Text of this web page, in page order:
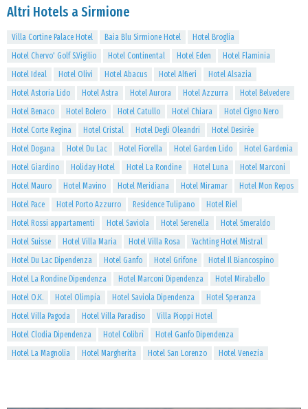
Altri Hotels a Sirmione
Villa Cortine Palace Hotel Baia Blu Sirmione Hotel
Hotel Broglia
Hotel Chervo' Golf S.Vigilio
Hotel Continental Hotel Eden
Hotel Flaminia
Hotel Ideal
Hotel Olivi Hotel Abacus Hotel Alfieri
Hotel Alsazia
Hotel Astoria Lido
Hotel Astra Hotel Aurora Hotel Azzurra
Hotel Belvedere
Hotel Benaco
Hotel Bolero Hotel Catullo Hotel Chiara
Hotel Cigno Nero
Hotel Corte Regina
Hotel Cristal Hotel Degli Oleandri
Hotel Desirèe
Hotel Dogana
Hotel Du Lac Hotel Fiorella Hotel Garden Lido
Hotel Gardenia
Hotel Giardino
Holiday Hotel Hotel La Rondine Hotel Luna
Hotel Marconi
Hotel Mauro
Hotel Mavino Hotel Meridiana Hotel Miramar
Hotel Mon Repos
Hotel Pace
Hotel Porto Azzurro Residence Tulipano
Hotel Riel
Hotel Rossi appartamenti
Hotel Saviola Hotel Serenella
Hotel Smeraldo
Hotel Suisse
Hotel Villa Maria Hotel Villa Rosa
Yachting Hotel Mistral
Hotel Du Lac Dipendenza
Hotel Ganfo Hotel Grifone
Hotel Il Biancospino
Hotel La Rondine Dipendenza
Hotel Marconi Dipendenza
Hotel Mirabello
Hotel O.K.
Hotel Olimpia Hotel Saviola Dipendenza
Hotel Speranza
Hotel Villa Pagoda
Hotel Villa Paradiso
Villa Pioppi Hotel
Hotel Clodia Dipendenza
Hotel Colibrì
Hotel Ganfo Dipendenza
Hotel La Magnolia
Hotel Margherita Hotel San Lorenzo Hotel Venezia